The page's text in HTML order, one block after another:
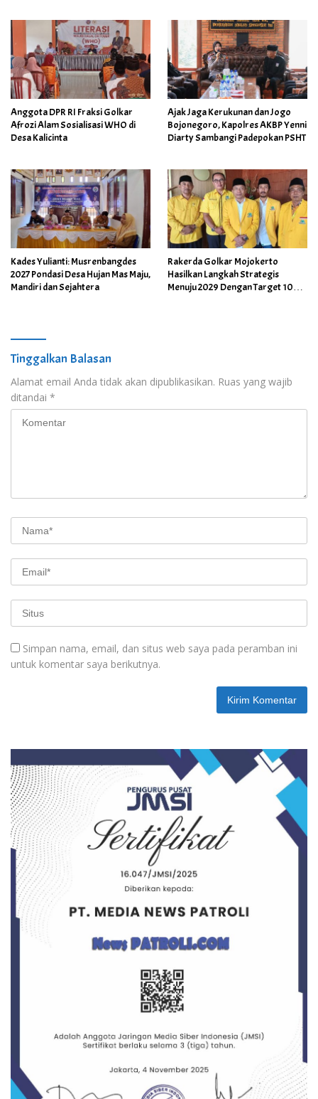
Anggota DPR RI Fraksi Golkar
Afrozi Alam Sosialisasi WHO di
Desa Kalicinta
Ajak Jaga Kerukunan dan Jogo
Bojonegoro, Kapolres AKBP Yenni
Diarty Sambangi Padepokan PSHT
Kades Yulianti: Musrenbangdes
2027 Pondasi Desa Hujan Mas Maju,
Mandiri dan Sejahtera
Rakerda Golkar Mojokerto
Hasilkan Langkah Strategis
Menuju 2029 Dengan Target 10
Tinggalkan Balasan
Alamat email Anda tidak akan dipublikasikan. Ruas yang wajib
ditandai *
Simpan nama, email, dan situs web saya pada peramban ini
untuk komentar saya berikutnya.